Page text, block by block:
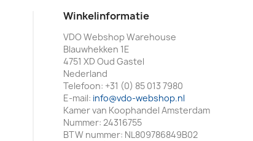
Winkelinformatie
VDO Webshop Warehouse
Blauwhekken 1E
4751 XD Oud Gastel
Nederland
Telefoon: +31 (0) 85 013 7980
E-mail: info@vdo-webshop.nl
Kamer van Koophandel Amsterdam
Nummer: 24316755
BTW nummer: NL809786849B02